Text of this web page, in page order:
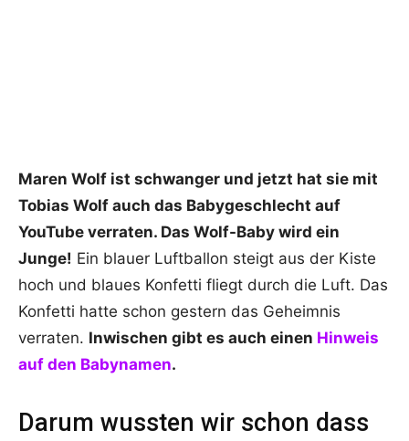
Maren Wolf ist schwanger und jetzt hat sie mit
Tobias Wolf auch das Babygeschlecht auf
YouTube verraten. Das Wolf-Baby wird ein
Junge! Ein blauer Luftballon steigt aus der Kiste
hoch und blaues Konfetti fliegt durch die Luft. Das
Konfetti hatte schon gestern das Geheimnis
verraten. Inwischen gibt es auch einen Hinweis
auf den Babynamen.
Darum wussten wir schon dass